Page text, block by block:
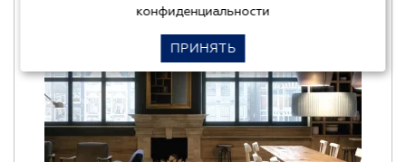
конфиденциальности
ПРИНЯТЬ